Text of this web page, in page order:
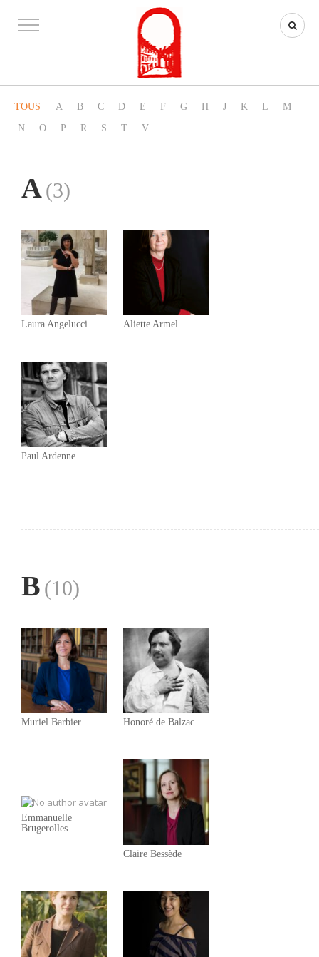
TOUS A B C D E F G H J K L
M
N
O P R S T V
A(3)
Laura Angelucci Aliette Armel
Paul Ardenne
B (10)
Muriel Barbier Honoré de Balzac
Emmanuelle
Brugerolles
Claire Bessède